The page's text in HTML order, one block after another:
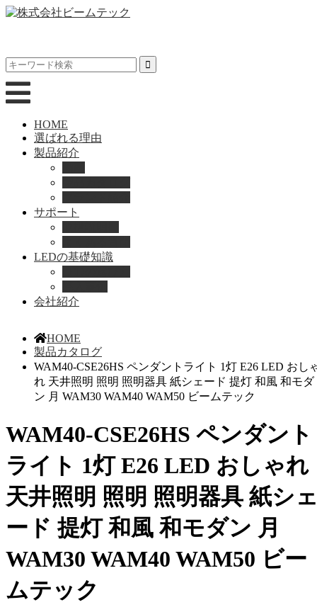
HOME
選ばれる理由
製品紹介
サポート
LEDの基礎知識
会社紹介
HOME
製品カタログ
WAM40-CSE26HS ペンダントライト 1灯 E26 LED おし
れ 天井照明 照明 照明器具 紙シェード 提灯 和風 和モダ
ン 月 WAM30 WAM40 WAM50 ビームテック
WAM40-CSE26HS ペンダント
ライト 1灯 E26 LED おしゃれ
天井照明 照明 照明器具 紙シ
ード 提灯 和風 和モダン 月
WAM30 WAM40 WAM50 ビー
ムテック